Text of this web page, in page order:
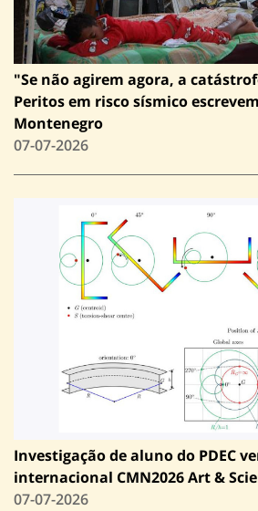
"Se não agirem agora, a
Peritos em risco sísmico
Montenegro
07-07-2026
Investigação de aluno do PDEC
internacional CMN2026 Art &
07-07-2026